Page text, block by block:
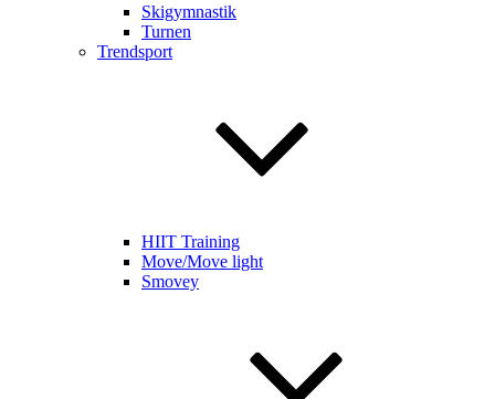
Skigymnastik
Turnen
Trendsport
HIIT Training
Move/Move light
Smovey